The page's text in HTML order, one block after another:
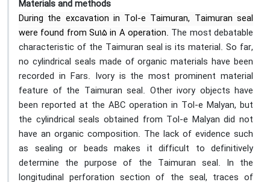
Materials and methods
During the excavation in Tol-e Taimuran, Taimuran seal
were found from Su15 in A operation. The most debatable
characteristic of the Taimuran seal is its material. So far,
no cylindrical seals made of organic materials have been
recorded in Fars. Ivory is the most prominent material
feature of the Taimuran seal. Other ivory objects have
been reported at the ABC operation in Tol-e Malyan, but
the cylindrical seals obtained from Tol-e Malyan did not
have an organic composition. The lack of evidence such
as sealing or beads makes it difficult to definitively
determine the purpose of the Taimuran seal. In the
longitudinal perforation section of the seal, traces of